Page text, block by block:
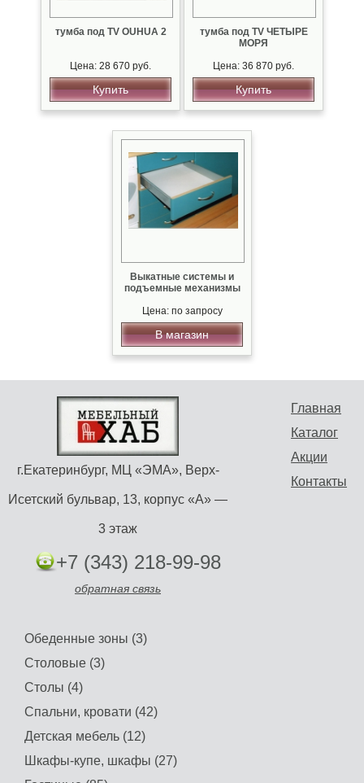
тумба под TV OUHUA 2
Цена: 28 670 руб.
Купить
тумба под TV ЧЕТЫРЕ
МОРЯ
Цена: 36 870 руб.
Купить
Выкатные системы и
подъемные механизмы
Цена: по запросу
В магазин
Главная
Каталог
Акции
Контакты
г.Екатеринбург, МЦ «ЭМА», Верх-
Исетский бульвар, 13, корпус «А» —
3 этаж
+7 (343) 218-99-98
обратная связь
Обеденные зоны (3)
Столовые (3)
Столы (4)
Спальни, кровати (42)
Детская мебель (12)
Шкафы-купе, шкафы (27)